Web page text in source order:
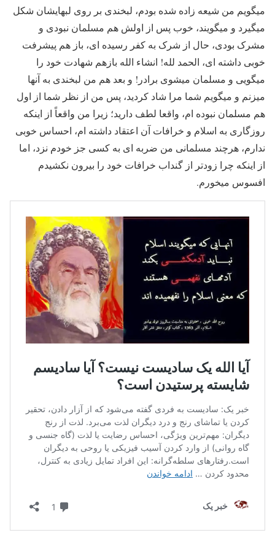
میگویم من شیعه زاده شده بودم، لبخندی بر روی لبهایشان شکل
میگیرد و میگویند، خوب پس از اولش هم مسلمان نبودی و
مشرک بودی، حال از شرک به کفر رسیده ای، باز هم پیشرفت
خوبی داشته ای، الحمد لله! انشاء الله بازهم شهادت خود را
میگویی و مسلمان میشوی برادر! و بعد هم من لبخندی به آنها
میزنم و میگویم شما مرا شاد کردید، پس من از نظر شما از اول
هم مسلمان نبوده ام، واقعا لطف دارید؛ زیرا من واقعاً از اینکه
روزگاری به اسلام و خرافات آن اعتقاد داشته ام، احساس خوبی
ندارم، هرچند مسلمانی من ضربه ای به کسی جز خودم نزد، اما
از اینکه چرا زودتر از گنداب خرافات خود را بیرون نکشیدم
افسوس میخورم.